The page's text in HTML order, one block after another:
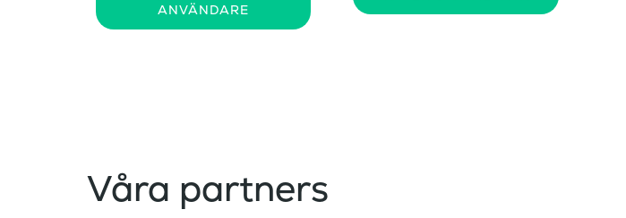
ANVÄNDARE
Våra partners